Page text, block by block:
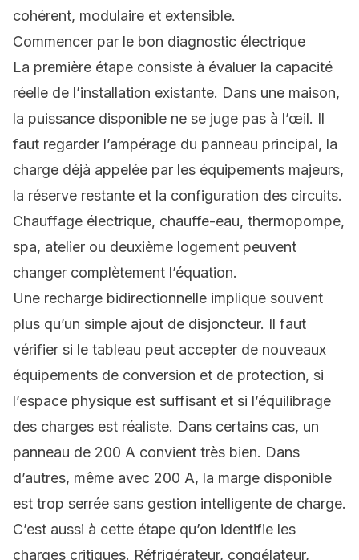
cohérent, modulaire et extensible.
Commencer par le bon diagnostic électrique
La première étape consiste à évaluer la capacité
réelle de l’installation existante. Dans une maison,
la puissance disponible ne se juge pas à l’œil. Il
faut regarder l’ampérage du panneau principal, la
charge déjà appelée par les équipements majeurs,
la réserve restante et la configuration des circuits.
Chauffage électrique, chauffe-eau, thermopompe,
spa, atelier ou deuxième logement peuvent
changer complètement l’équation.
Une recharge bidirectionnelle implique souvent
plus qu’un simple ajout de disjoncteur. Il faut
vérifier si le tableau peut accepter de nouveaux
équipements de conversion et de protection, si
l’espace physique est suffisant et si l’équilibrage
des charges est réaliste. Dans certains cas, un
panneau de 200 A convient très bien. Dans
d’autres, même avec 200 A, la marge disponible
est trop serrée sans gestion intelligente de charge.
C’est aussi à cette étape qu’on identifie les
charges critiques. Réfrigérateur, congélateur,